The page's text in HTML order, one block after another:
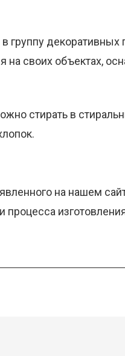
группу декоративных
на своих объектах,
стирать в
на нашем
процесса